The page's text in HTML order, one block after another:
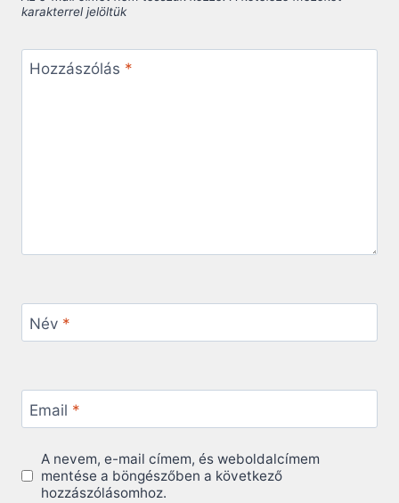
karakterrel jelöltük
Hozzászólás *
Név *
Email *
A nevem, e-mail címem, és weboldalcímem
mentése a böngészőben a következő
hozzászólásomhoz.